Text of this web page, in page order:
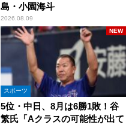
島・小園海斗
2026.08.09
スポーツ
5位・中日、8月は6勝1敗！谷
繁氏「Aクラスの可能性が出て
NEW